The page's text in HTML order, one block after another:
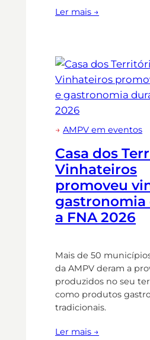
Ler mais →
→AMPV em eventos
Casa dos
Vinhateiros
promoveu
gastronomia
a FNA 2026
Mais de 50
da AMPV deram a
produzidos no seu
como produtos
tradicionais.
Ler mais →